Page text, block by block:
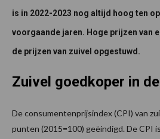
is in 2022-2023 nog altijd hoog ten
voorgaande jaren. Hoge prijzen van
de prijzen van zuivel opgestuwd.
Zuivel goedkoper in
De consumentenprijsindex (CPI) van
punten (2015=100) geëindigd. De CPI